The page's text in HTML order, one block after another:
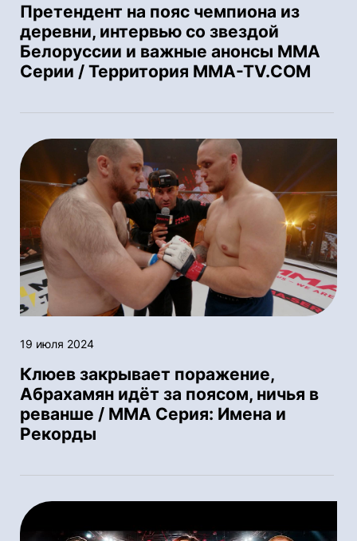
Претендент на пояс чемпиона из
деревни, интервью со звездой
Белоруссии и важные анонсы ММА
Серии / Территория MMA-TV.COM
19 июля 2024
Клюев закрывает поражение,
Абрахамян идёт за поясом, ничья в
реванше / ММА Серия: Имена и
Рекорды